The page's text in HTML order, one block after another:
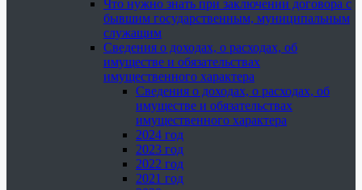
Что нужно знать при заключении договора с
бывшим государственным, муниципальным
служащим
Сведения о доходах, о расходах, об
имуществе и обязательствах
имущественного характера
Сведения о доходах, о расходах, об
имуществе и обязательствах
имущественного характера
2024 год
2023 год
2022 год
2021 год